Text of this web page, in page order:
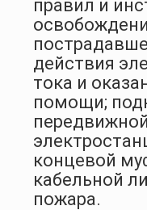
правил и
действия
тока и
помощи;
концевой
кабельной
пожара.